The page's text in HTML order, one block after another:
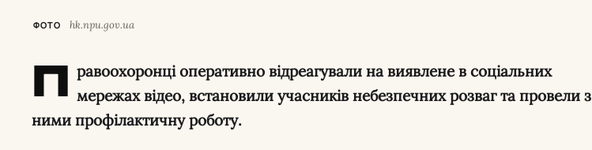
ФОТО hk.npu.gov.ua
П равоохоронці оперативно відреагували на виявлене в соціальних
мережах відео, встановили учасників небезпечних розваг та провели з
ними профілактичну роботу.